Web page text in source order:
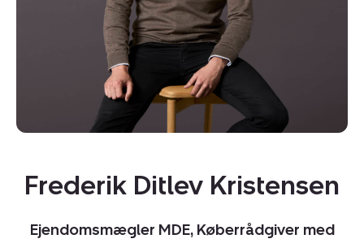
Frederik Ditlev Kristensen
Ejendomsmægler MDE, Køberrådgiver med